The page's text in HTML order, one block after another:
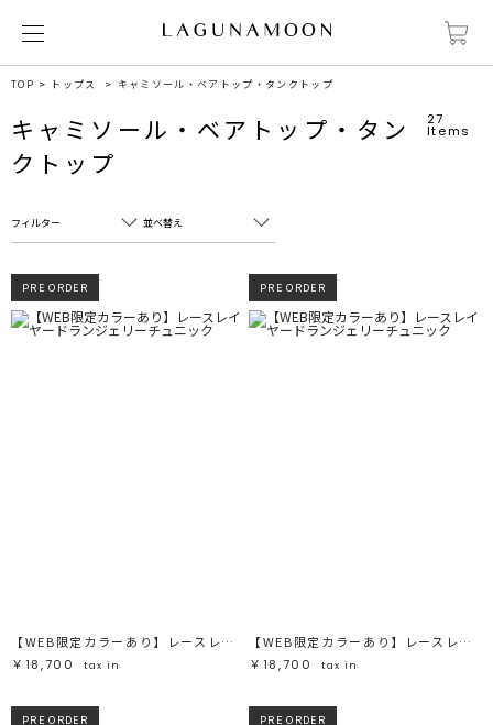
TOP トップス キャミソール・ベアトップ・タンクトップ
キャミソール・ベアトップ・タン
クトップ
27
Items
フィルター
フリーワード
CLOSE
レッド レッド
ピンク ピンク
ミックス ミックス
並べ替え
売れ筋順
新着順
PRE ORDER
【WEB限定カラーあり】レースレイヤードランジェリーチュニック
￥18,700
tax in
PRE ORDER
【WEB限定カラーあり】レースレイヤードランジェリーチュニック
￥18,700
tax in
PRE ORDER PRE ORDER